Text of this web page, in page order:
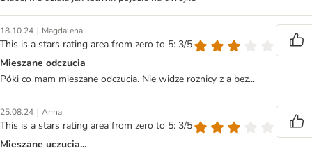
18.10.24 | Magdalena
This is a stars rating area from zero to 5: 3/5
Mieszane odczucia
Póki co mam mieszane odczucia. Nie widze roznicy z a bez...
25.08.24 | Anna
This is a stars rating area from zero to 5: 3/5
Mieszane uczucia...